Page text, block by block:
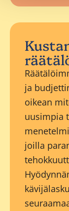
ja
oikean
uusimpia
joilla